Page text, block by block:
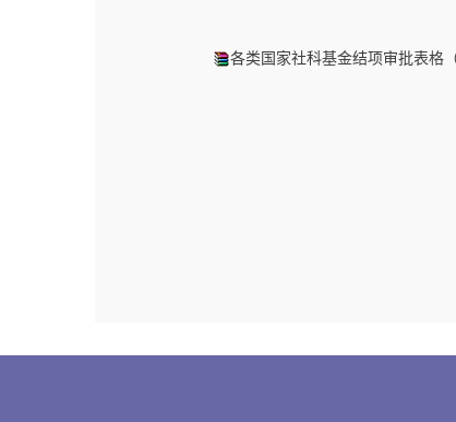
各类国家社科基金结项审批表格